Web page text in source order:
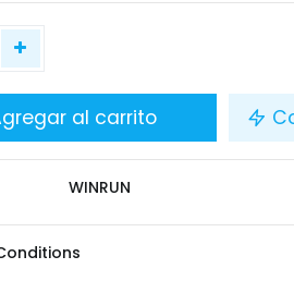
al carrito
WINRUN